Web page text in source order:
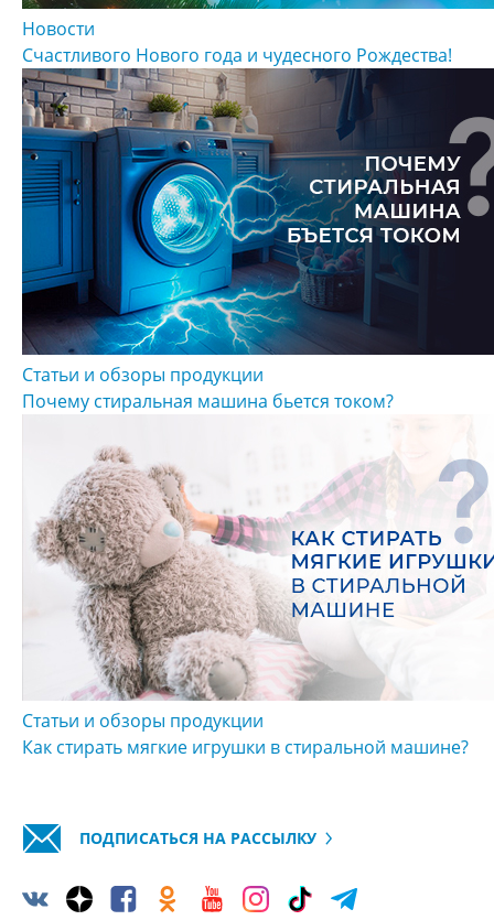
Новости
Счастливого Нового года и чудесного Рождества!
Статьи и обзоры продукции
Почему стиральная машина бьется током?
Статьи и обзоры продукции
Как стирать мягкие игрушки в стиральной машине?
ПОДПИСАТЬСЯ НА РАССЫЛКУ